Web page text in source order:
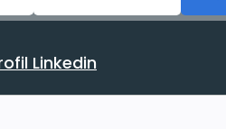
avec votre profil Linkedin
Linkedin